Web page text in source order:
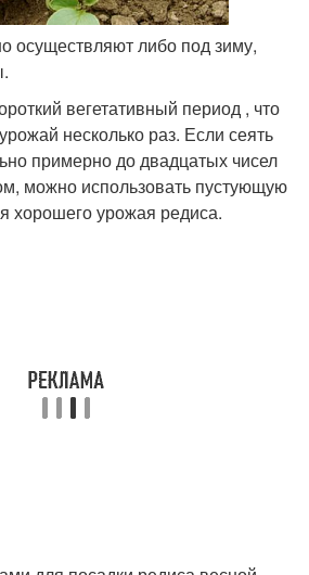
осуществляют либо под зиму,
вегетативный период , что
несколько раз. Если сеять
примерно до двадцатых чисел
можно использовать пустующую
хорошего урожая редиса.